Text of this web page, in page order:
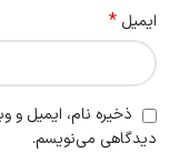
ایمیل *
ذخیره نام، ایمیل و
دیدگاهی می‌نویسم.